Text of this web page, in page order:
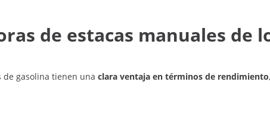
de estacas manuales de
gasolina tienen una clara ventaja en términos de rendimiento